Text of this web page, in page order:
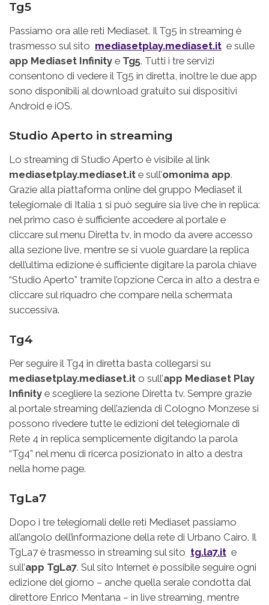
Tg5
Passiamo ora alle reti Mediaset. Il Tg5 in streaming è
trasmesso sul sito mediasetplay.mediaset.it e sulle
app Mediaset Infinity e Tg5. Tutti i tre servizi
consentono di vedere il Tg5 in diretta, inoltre le due app
sono disponibili al download gratuito sui dispositivi
Android e iOS.
Studio Aperto in streaming
Lo streaming di Studio Aperto è visibile al link
mediasetplay.mediaset.it e sull’omonima app.
Grazie alla piattaforma online del gruppo Mediaset il
telegiornale di Italia 1 si può seguire sia live che in replica:
nel primo caso è sufficiente accedere al portale e
cliccare sul menu Diretta tv, in modo da avere accesso
alla sezione live, mentre se si vuole guardare la replica
dell’ultima edizione è sufficiente digitare la parola chiave
“Studio Aperto” tramite l’opzione Cerca in alto a destra e
cliccare sul riquadro che compare nella schermata
successiva.
Tg4
Per seguire il Tg4 in diretta basta collegarsi su
mediasetplay.mediaset.it o sull’app Mediaset Play
Infinity e scegliere la sezione Diretta tv. Sempre grazie
al portale streaming dell’azienda di Cologno Monzese si
possono rivedere tutte le edizioni del telegiornale di
Rete 4 in replica semplicemente digitando la parola
“Tg4” nel menu di ricerca posizionato in alto a destra
nella home page.
TgLa7
Dopo i tre telegiornali delle reti Mediaset passiamo
all’angolo dell’informazione della rete di Urbano Cairo. Il
TgLa7 è trasmesso in streaming sul sito tg.la7.it e
sull’app TgLa7. Sul sito Internet è possibile seguire ogni
edizione del giorno – anche quella serale condotta dal
direttore Enrico Mentana – in live streaming, mentre